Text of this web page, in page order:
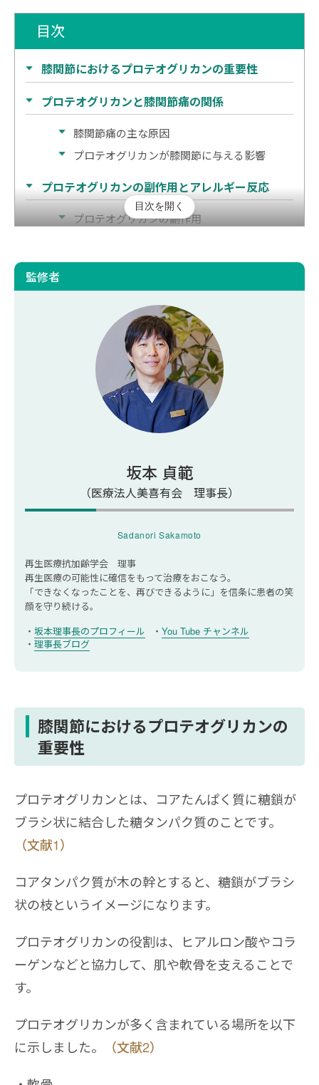
目次
膝関節におけるプロテオグリカンの重要性
プロテオグリカンと膝関節痛の関係
膝関節痛の主な原因
プロテオグリカンが膝関節に与える影響
プロテオグリカンの副作用とアレルギー反応
プロテオグリカンの副作用
プロテオグリカンサプリメントが膝関節痛に与え
る効果
まとめ｜プロテオグリカンで膝関節痛が改善しな
いときは医療機関を受診しよう
プロテオグリカンと膝痛に関するよくある質問
プロテオグリカンと他の膝用サプリメントを
併用しても問題ありませんか？
膝関節におけるプロテオグリカン以外のセル
プロテオグリカンを摂取すると癌になるとい
うのは本当ですか？
目次を開く
監修者
坂本 貞範
（医療法人美喜有会 理事長）
Sadanori Sakamoto
再生医療抗加齢学会 理事
再生医療の可能性に確信をもって治療をおこなう。
「できなくなったことを、再びできるように」を信条に患者の笑
顔を守り続ける。
坂本理事長のプロフィール
You Tube チャンネル
理事長ブログ
膝関節におけるプロテオグリカンの
重要性
プロテオグリカンとは、コアたんぱく質に糖鎖が
ブラシ状に結合した糖タンパク質のことです。
（文献1）
コアタンパク質が木の幹とすると、糖鎖がブラシ
状の枝というイメージになります。
プロテオグリカンの役割は、ヒアルロン酸やコラ
ーゲンなどと協力して、肌や軟骨を支えることで
す。
プロテオグリカンが多く含まれている場所を以下
に示しました。
（文献2）